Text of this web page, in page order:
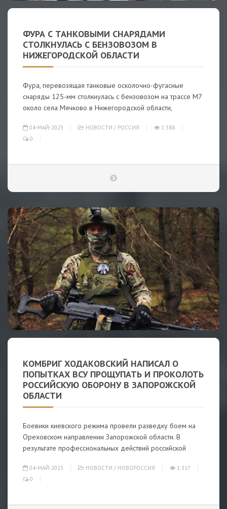
ФУРА С ТАНКОВЫМИ СНАРЯДАМИ
СТОЛКНУЛАСЬ С БЕНЗОВОЗОМ В
НИЖЕГОРОДСКОЙ ОБЛАСТИ
Фура, перевозящая танковые осколочно-фугасные
снаряды 125-мм столкнулась с бензовозом на трассе М7
около села Мячково в Нижегородской области,
04-МАЙ-2023 НОВОСТИ / РОССИЯ
1 388
0
КОМБРИГ ХОДАКОВСКИЙ НАПИСАЛ О
ПОПЫТКАХ ВСУ ПРОЩУПАТЬ И ПРОКОЛОТЬ
РОССИЙСКУЮ ОБОРОНУ В ЗАПОРОЖСКОЙ
ОБЛАСТИ
Боевики киевского режима провели разведку боем на
Ореховском направлении Запорожской области. В
результате профессиональных действий российской
04-МАЙ-2023 НОВОСТИ / НОВОРОССИЯ
1 317
0